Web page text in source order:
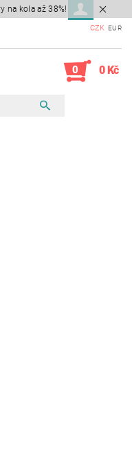
na kola až 38%!
CZK EUR
0 0 Kč